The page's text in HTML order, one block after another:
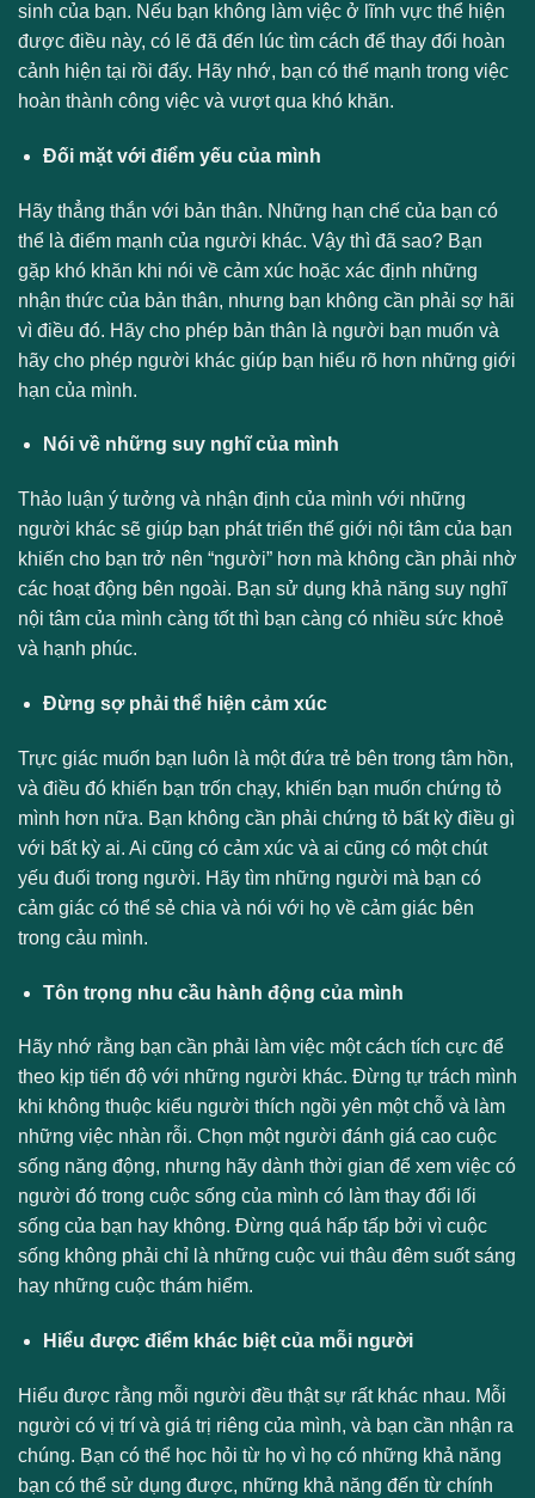
sinh của bạn. Nếu bạn không làm việc ở lĩnh vực thể hiện
được điều này, có lẽ đã đến lúc tìm cách để thay đổi hoàn
cảnh hiện tại rồi đấy. Hãy nhớ, bạn có thế mạnh trong việc
hoàn thành công việc và vượt qua khó khăn.
Đối mặt với điểm yếu của mình
Hãy thẳng thắn với bản thân. Những hạn chế của bạn có
thể là điểm mạnh của người khác. Vậy thì đã sao? Bạn
gặp khó khăn khi nói về cảm xúc hoặc xác định những
nhận thức của bản thân, nhưng bạn không cần phải sợ hãi
vì điều đó. Hãy cho phép bản thân là người bạn muốn và
hãy cho phép người khác giúp bạn hiểu rõ hơn những giới
hạn của mình.
Nói về những suy nghĩ của mình
Thảo luận ý tưởng và nhận định của mình với những
người khác sẽ giúp bạn phát triển thế giới nội tâm của bạn
khiến cho bạn trở nên “người” hơn mà không cần phải nhờ
các hoạt động bên ngoài. Bạn sử dụng khả năng suy nghĩ
nội tâm của mình càng tốt thì bạn càng có nhiều sức khoẻ
và hạnh phúc.
Đừng sợ phải thể hiện cảm xúc
Trực giác muốn bạn luôn là một đứa trẻ bên trong tâm hồn,
và điều đó khiến bạn trốn chạy, khiến bạn muốn chứng tỏ
mình hơn nữa. Bạn không cần phải chứng tỏ bất kỳ điều gì
với bất kỳ ai. Ai cũng có cảm xúc và ai cũng có một chút
yếu đuối trong người. Hãy tìm những người mà bạn có
cảm giác có thể sẻ chia và nói với họ về cảm giác bên
trong cảu mình.
Tôn trọng nhu cầu hành động của mình
Hãy nhớ rằng bạn cần phải làm việc một cách tích cực để
theo kịp tiến độ với những người khác. Đừng tự trách mình
khi không thuộc kiểu người thích ngồi yên một chỗ và làm
những việc nhàn rỗi. Chọn một người đánh giá cao cuộc
sống năng động, nhưng hãy dành thời gian để xem việc có
người đó trong cuộc sống của mình có làm thay đổi lối
sống của bạn hay không. Đừng quá hấp tấp bởi vì cuộc
sống không phải chỉ là những cuộc vui thâu đêm suốt sáng
hay những cuộc thám hiểm.
Hiểu được điểm khác biệt của mỗi người
Hiểu được rằng mỗi người đều thật sự rất khác nhau. Mỗi
người có vị trí và giá trị riêng của mình, và bạn cần nhận ra
chúng. Bạn có thể học hỏi từ họ vì họ có những khả năng
bạn có thể sử dụng được, những khả năng đến từ chính